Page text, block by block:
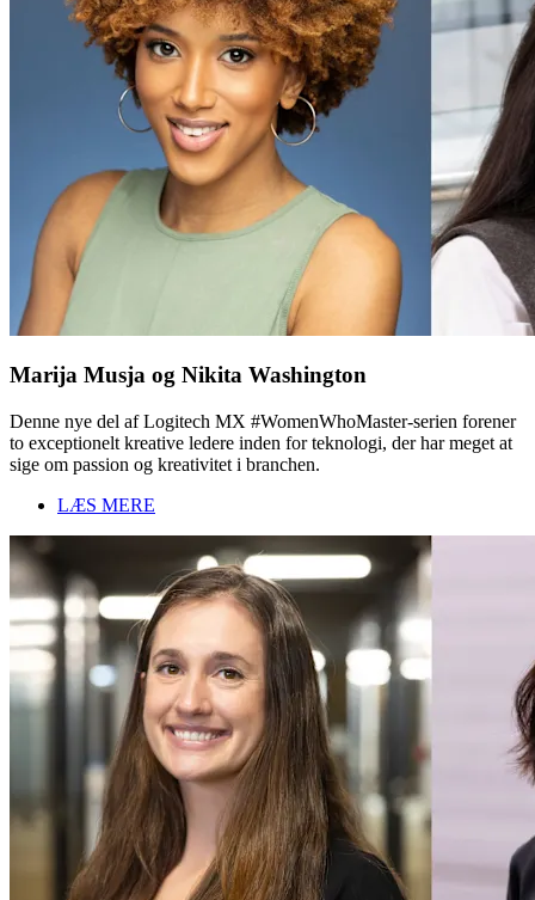
Marija Musja og Nikita Washington
Denne nye del af Logitech MX #WomenWhoMaster-serien forener
to exceptionelt kreative ledere inden for teknologi, der har meget at
sige om passion og kreativitet i branchen.
LÆS MERE